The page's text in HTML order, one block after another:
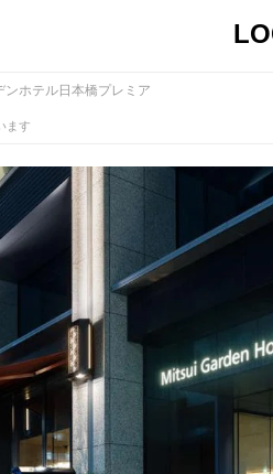
ンホテル日本橋プレミア
ます